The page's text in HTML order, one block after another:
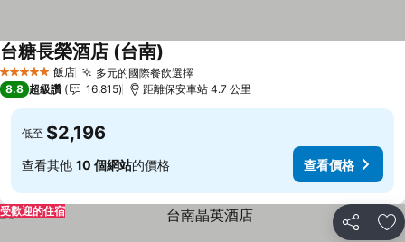
5 星級 飯店 多元的國際餐飲選擇
台糖長榮酒店 (台南)
8.8 超級讚 16,815 距離保安車站 4.7 公里
低至 $2,196
查看其他 10 個網站的價格 查看價格
分享 加
受歡迎的住宿